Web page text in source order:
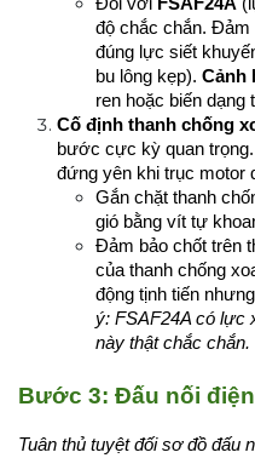
Đối với FSAF24A
độ chắc chắn.
đúng lực siết
bu lông kẹp). Cảnh
ren hoặc biến dạng
Cố định thanh chống
bước cực kỳ quan
đứng yên khi trục motor
Gắn chặt thanh
gió bằng vít tự
Đảm bảo chốt trên
của thanh chống
động tịnh tiến
ý: FSAF24A có lực
này thật chắc chắn.
Bước 3: Đấu nối điện
Tuân thủ tuyệt đối sơ đồ đấu